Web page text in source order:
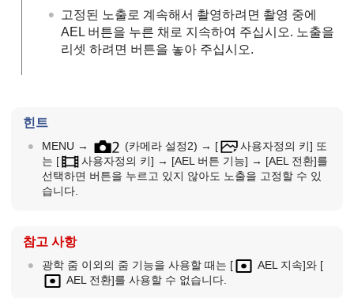
고정된 노출로 계속해서 촬영하려면 촬영 중에
AEL 버튼을 누른 채로 지속하여 주십시오. 노출을
리셋 하려면 버튼을 놓아 주십시오.
힌트
MENU → (카메라 설정2) → [ 사용자정의 키] 또
는 [ 사용자정의 키] → [AEL 버튼 기능] → [AEL 전환]를
선택하면 버튼을 누르고 있지 않아도 노출을 고정할 수 있
습니다.
참고 사항
광학 줌 이외의 줌 기능을 사용할 때는 [ AEL 지속]와 [
AEL 전환]를 사용할 수 없습니다.